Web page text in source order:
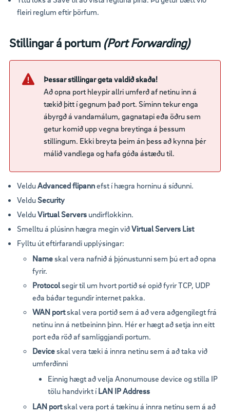
fleiri reglum eftir þörfum.
Stillingar á portum (Port Forwarding)
Þessar stillingar geta valdið skaða!
Að opna port hleypir allri umferð af netinu inn á
tækið þitt í gegnum það port. Síminn tekur enga
ábyrgð á vandamálum, gagnatapi eða öðru sem
getur komið upp vegna breytinga á þessum
stillingum. Ekki breyta þeim án þess að kynna þér
málið vandlega og hafa góða ástæðu til.
VelduAdvanced flipannefst í hægra horninu á síðunni.
VelduSecurity
VelduVirtual Servers undirflokkinn.
Smelltu á plúsinn hægra megin viðVirtual Servers List
Fylltu út eftirfarandi upplýsingar:
Nameskal vera nafnið á þjónustunni sem þú ert að opna
fyrir.
Protocolsegir til um hvort portið sé opið fyrir TCP, UDP
eða báðar tegundir internet pakka.
WAN portskal vera portið sem á að vera aðgengilegt frá
netinu inn á netbeininn þinn. Hér er hægt að setja inn eitt
port eða röð af samliggjandi portum.
Deviceskal vera tæki á innra netinu sem á að taka við
umferðinni
Einnig hægt að velja Anonumouse device og stilla IP
tölu handvirkt íLAN IP Address
LAN portskal vera port á tækinu á innra netinu sem á að